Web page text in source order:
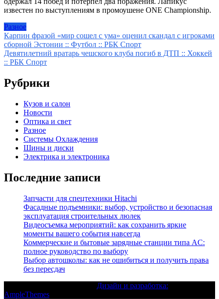
известен по выступлениям в промоушене ONE Championship.
Разное
Навигация
по
записям
Карпин фразой «мир сошел с ума» оценил скандал с игроками
сборной Эстонии :: Футбол :: РБК Спорт
Девятилетний вратарь чешского клуба погиб в ДТП :: Хоккей
:: РБК Спорт
Рубрики
Кузов и салон
Новости
Оптика и свет
Разное
Системы Охлаждения
Шины и диски
Электрика и электроника
Последние записи
Запчасти для спецтехники Hitachi
Фасадные подъемники: выбор, устройство и безопасная
эксплуатация строительных люлек
Видеосъемка мероприятий: как сохранить яркие
моменты вашего события навсегда
Коммерческие и бытовые зарядные станции типа AC:
полное руководство по выбору
Выбор автошколы: как не ошибиться и получить права
без пересдач
Дизайн и разработка:
AmpleThemes